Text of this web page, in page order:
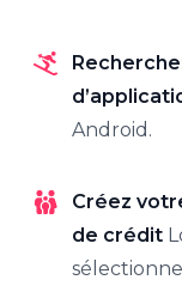
Android.
Créez
de crédit